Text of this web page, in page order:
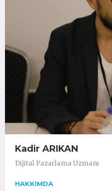
Kadir ARIKAN
Dijital Pazarlama Uzmanı
HAKKIMDA